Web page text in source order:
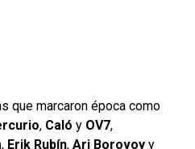
que marcaron época como
, Caló y OV7,
, Erik Rubín, Ari Borovoy y